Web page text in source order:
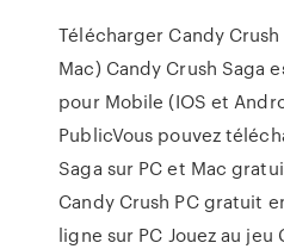
Télécharger Candy
Mac) Candy Crush Saga
pour Mobile (IOS et
PublicVous pouvez
Saga sur PC et Mac
Candy Crush PC gratuit
ligne sur PC Jouez au jeu